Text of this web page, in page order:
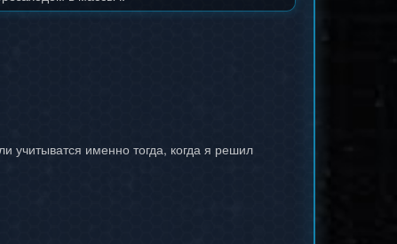
учитыватся именно тогда, когда я решил